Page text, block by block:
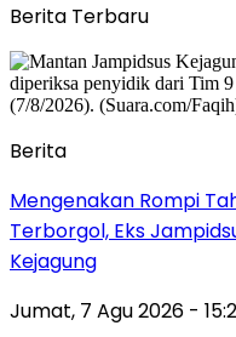
Berita Terbaru
Berita
Mengenakan Rompi
Terborgol, Eks
Kejagung
Jumat, 7 Agu 2026 -